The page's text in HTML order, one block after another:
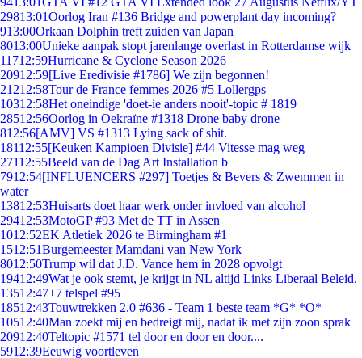
29813:01Oorlog Iran #136 Bridge and powerplant day incoming?
913:00Orkaan Dolphin treft zuiden van Japan
8013:00Unieke aanpak stopt jarenlange overlast in Rotterdamse wijk
11712:59Hurricane & Cyclone Season 2026
20912:59[Live Eredivisie #1786] We zijn begonnen!
21212:58Tour de France femmes 2026 #5 Lollergps
10312:58Het oneindige 'doet-ie anders nooit'-topic # 1819
28512:56Oorlog in Oekraïne #1318 Drone baby drone
812:56[AMV] VS #1313 Lying sack of shit.
18112:55[Keuken Kampioen Divisie] #44 Vitesse mag weg
27112:55Beeld van de Dag Art Installation b
7912:54[INFLUENCERS #297] Toetjes & Bevers & Zwemmen in
water
13812:53Huisarts doet haar werk onder invloed van alcohol
29412:53MotoGP #93 Met de TT in Assen
1012:52EK Atletiek 2026 te Birmingham #1
1512:51Burgemeester Mamdani van New York
8012:50Trump wil dat J.D. Vance hem in 2028 opvolgt
19412:49Wat je ook stemt, je krijgt in NL altijd Links Liberaal Beleid.
13512:47+7 telspel #95
18512:43Touwtrekken 2.0 #636 - Team 1 beste team *G* *O*
10512:40Man zoekt mij en bedreigt mij, nadat ik met zijn zoon sprak
20912:40Teltopic #1571 tel door en door en door....
5912:39Eeuwig voortleven